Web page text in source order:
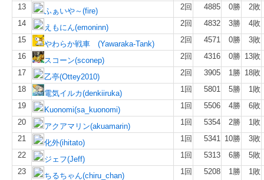
13
ふぁいや～(fire) 2回 4885 0勝
2敗
14
えもにん(emoninn) 2回 4832 3勝
4敗
15
やわらか戦車 (Yawaraka-Tank) 2回 4571 0勝
3敗
16
スコーン(sconep) 2回 4316 0勝 13敗
17
乙亭(Ottey2010) 2回 3905 1勝 18敗
18
電気イルカ(denkiiruka) 1回 5801 5勝
1敗
19
Kuonomi(sa_kuonomi) 1回 5506 4勝
6敗
20
アクアマリン(akuamarin) 1回 5354 2勝
1敗
21
化外(ihitato) 1回 5341 10勝
3敗
22
ジェフ(Jeff) 1回 5313 6勝
5敗
23
ちるちゃん(chiru_chan) 1回 5208 1勝
1敗